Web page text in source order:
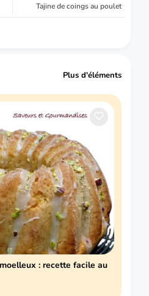
Tajine de coings au poulet
Plus d'éléments
facile au